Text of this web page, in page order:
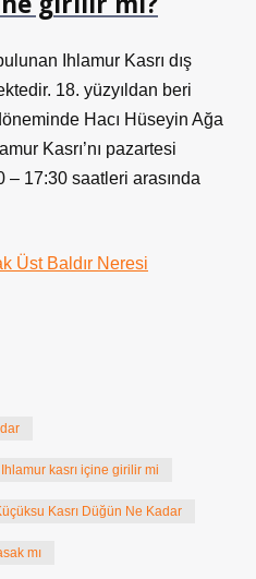
Ihlamur Kasrı dış
18. yüzyıldan beri
Hacı Hüseyin Ağa
Kasrı’nı pazartesi
17:30 saatleri arasında
Üst Baldır Neresi
Ihlamur kasrı içine girilir mi
Kasrı Düğün Ne Kadar
mı